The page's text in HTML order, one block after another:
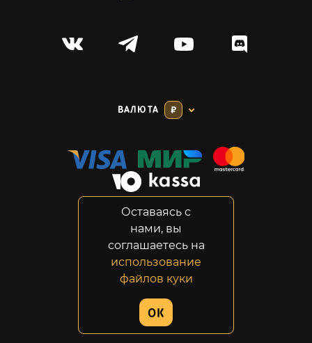
ВАЛЮТА ₽
Конфиденциальность
Возвраты
Правовая информация
© 2014-2026 GabeStore
ADN Digital Studio
Оставаясь с
нами, вы
соглашаетесь на
использование
файлов куки
OK